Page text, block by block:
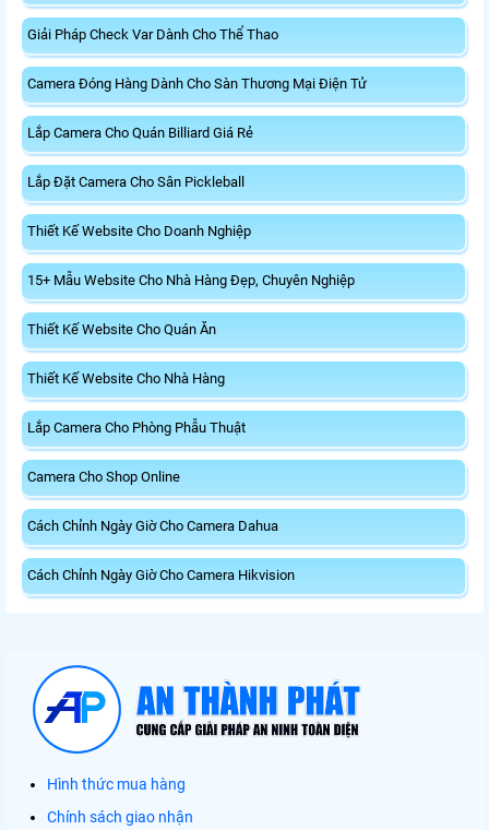
Giải Pháp Check Var Dành Cho Thể Thao
Camera Đóng Hàng Dành Cho Sàn Thương Mại Điện Tử
Lắp Camera Cho Quán Billiard Giá Rẻ
Lắp Đặt Camera Cho Sân Pickleball
Thiết Kế Website Cho Doanh Nghiệp
15+ Mẫu Website Cho Nhà Hàng Đẹp, Chuyên Nghiệp
Thiết Kế Website Cho Quán Ăn
Thiết Kế Website Cho Nhà Hàng
Lắp Camera Cho Phòng Phẫu Thuật
Camera Cho Shop Online
Cách Chỉnh Ngày Giờ Cho Camera Dahua
Cách Chỉnh Ngày Giờ Cho Camera Hikvision
Hình thức mua hàng
Chính sách giao nhận